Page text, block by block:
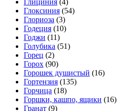
Глициния (4)
Глоксиния (54)
Глориоза (3)
Годеция (10)
Годжи (11)
Голубика (51)
Горец (2)
Горох (90)
Горошек душистый (16)
Гортензия (135)
Горчица (18)
Горшки, кашпо, ящики (16)
Гранат (9)